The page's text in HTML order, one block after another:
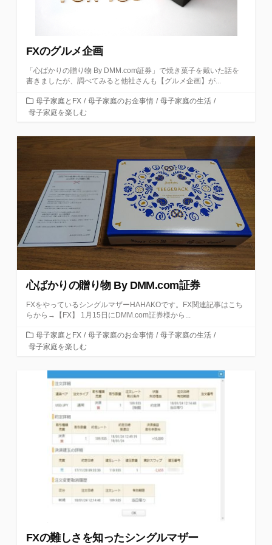
FXのグルメ企画
「心ばかりの贈り物 By DMM.com証券」で焼き菓子を戴いた話を
書きましたが、調べてみると他社さんも【グルメ企画】が...
カ
テ
リ
母子家庭とFX / 母子家庭のお金事情 / 母子家庭の生活 /
母子家庭を楽しむ
心ばかりの贈り物 By DMM.com証券
FXをやっているシングルマザーHAHAKOです。FX関連記事はこち
らから→【FX】 1月15日にDMM.com証券様から...
カ
テ
母子家庭とFX / 母子家庭のお金事情 / 母子家庭の生活 /
母子家庭を楽しむ
FXの難しさを知ったシングルマザー